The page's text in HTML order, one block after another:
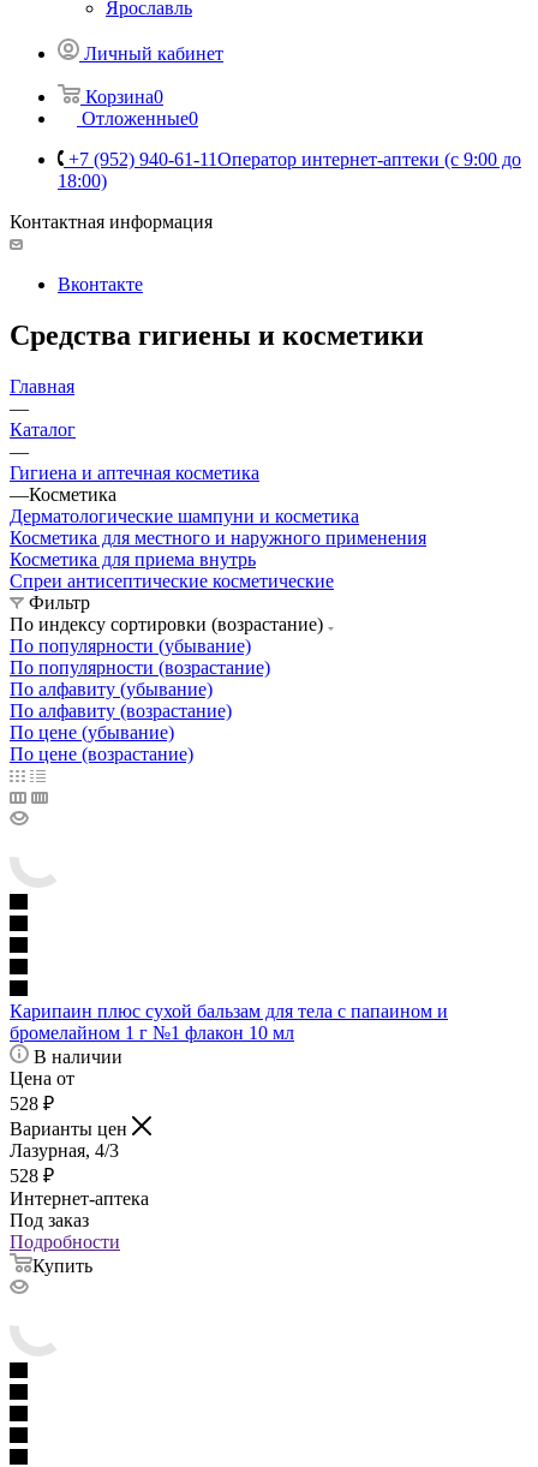
Ярославль
Личный кабинет
Корзина0
Отложенные0
+7 (952) 940-61-11Оператор интернет-аптеки (с 9:00 до
18:00)
Контактная информация
Вконтакте
Средства гигиены и косметики
Главная
—
Каталог
—
Гигиена и аптечная косметика
—Косметика
Дерматологические шампуни и косметика
Косметика для местного и наружного применения
Косметика для приема внутрь
Спреи антисептические косметические
Фильтр
По индексу сортировки (возрастание)
По популярности (убывание)
По популярности (возрастание)
По алфавиту (убывание)
По алфавиту (возрастание)
По цене (убывание)
По цене (возрастание)
Карипаин плюс сухой бальзам для тела с папаином и
бромелайном 1 г №1 флакон 10 мл
В наличии
Цена от
528 ₽
Варианты цен
Лазурная, 4/3
528 ₽
Интернет-аптека
Под заказ
Подробности
Купить